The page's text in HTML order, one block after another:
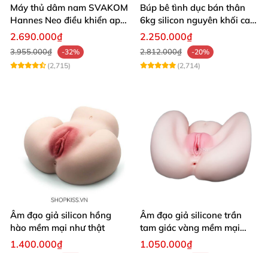
Máy thủ dâm nam SVAKOM
Hannes Neo điều khiển app
tương tác xa
2.690.000₫
3.955.000₫
-32%
(2,715)
Búp bê tình dục bán thân
6kg silicon nguyên khối cao
cấp giá rẻ
2.250.000₫
2.812.000₫
-20%
(2,714)
Âm đạo giả silicon hồng
hào mềm mại như thật
1.400.000₫
Âm đạo giả silicone trần
tam giác vàng mềm mại
thật nhất
1.050.000₫